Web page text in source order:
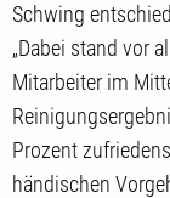
Schwing
„Dabei stand vor
Mitarbeiter im
Prozent
händischen